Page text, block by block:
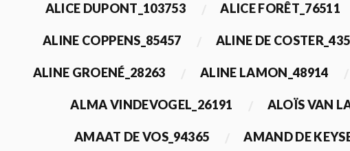
ALICE DUPONT_103753 ALICE FORÊT_76511
ALINE COPPENS_85457 ALINE DE
ALINE GROENÉ_28263 ALINE LAMON_48914
ALMA VINDEVOGEL_26191 ALOÏS VAN
AMAAT DE VOS_94365 AMAND DE